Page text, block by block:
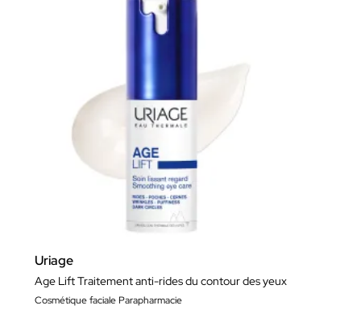
Uriage
Age Lift Traitement anti-rides du contour des yeux
Cosmétique faciale Parapharmacie